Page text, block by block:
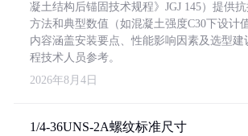
凝土结构后锚固技术规程》JGJ 145）提供
方法和典型数值（如混凝土强度C30下设计
内容涵盖安装要点、性能影响因素及选型建
程技术人员参考。
2026年8月4日
1/4-36UNS-2A螺纹标准尺寸